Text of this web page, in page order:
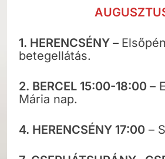
1. HERENCSÉNY –
betegellátás.
2. BERCEL 15:00-18:00 –
Mária nap.
4. HERENCSÉNY 17:00 –